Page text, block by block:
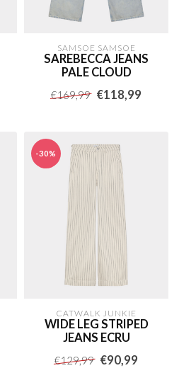
SAMSOE SAMSOE
SAREBECCA JEANS
PALE CLOUD
€169,99 €118,99
-30%
CATWALK JUNKIE
WIDE LEG STRIPED
JEANS ECRU
€129,99 €90,99